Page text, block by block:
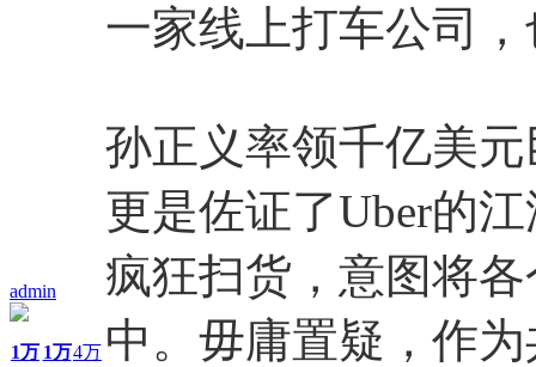
admin
1万 1万4万
一家线上打车公司
孙正义率领千亿美
更是佐证了Uber的
疯狂扫货，意图将
中。毋庸置疑，作